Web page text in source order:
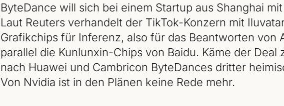
ByteDance will sich bei einem Startup aus Shanghai
Laut Reuters verhandelt der TikTok-Konzern mit
Grafikchips für Inferenz, also für das Beantworten von
parallel die Kunlunxin-Chips von Baidu. Käme der Deal
nach Huawei und Cambricon ByteDances dritter
Von Nvidia ist in den Plänen keine Rede mehr.